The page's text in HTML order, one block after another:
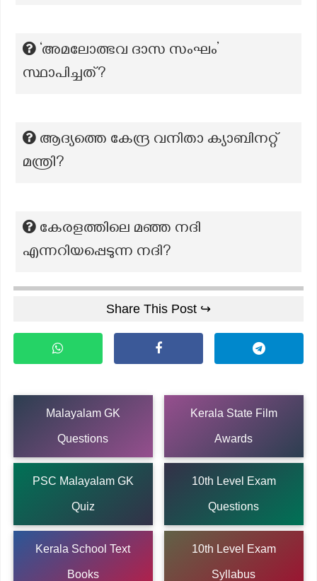
‘അമലോത്ഭവ ദാസ സംഘം’
സ്ഥാപിച്ചത്?
ആദ്യത്തെ കേന്ദ്ര വനിതാ ക്യാബിനറ്റ്
മന്ത്രി?
കേരളത്തിലെ മഞ്ഞ നദി
എന്നറിയപ്പെടുന്ന നദി?
Share This Post ↪
Malayalam GK
Questions
Kerala State Film
Awards
PSC Malayalam GK
Quiz
10th Level Exam
Questions
Kerala School Text
Books
10th Level Exam
Syllabus